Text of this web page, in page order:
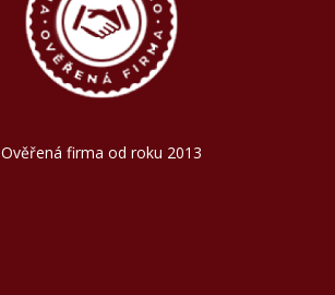
Ověřená firma od roku 2013